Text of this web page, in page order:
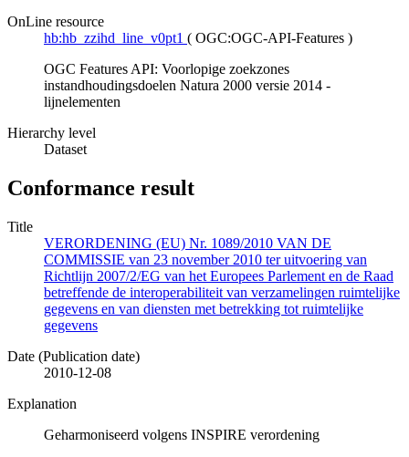
OnLine resource
hb:hb_zzihd_line_v0pt1 ( OGC:OGC-API-Features )
OGC Features API: Voorlopige zoekzones
instandhoudingsdoelen Natura 2000 versie 2014 -
lijnelementen
Hierarchy level
Dataset
Conformance result
Title
VERORDENING (EU) Nr. 1089/2010 VAN DE
COMMISSIE van 23 november 2010 ter uitvoering van
Richtlijn 2007/2/EG van het Europees Parlement en de Raad
betreffende de interoperabiliteit van verzamelingen ruimtelijke
gegevens en van diensten met betrekking tot ruimtelijke
gegevens
Date (Publication date)
2010-12-08
Explanation
Geharmoniseerd volgens INSPIRE verordening